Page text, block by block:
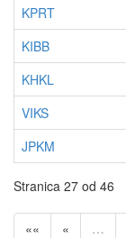
KPRT
KIBB
KHKL
VIKS
JPKM
Stranica 27 od 46
«« « …